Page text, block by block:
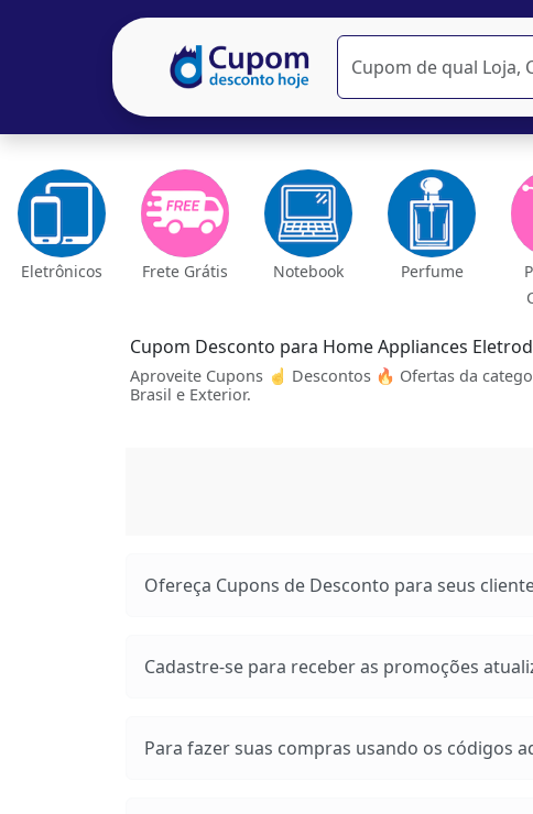
Eletrônicos Frete Grátis Notebook Perfume
Cupom Desconto para Home Appliances
Aproveite Cupons ☝ Descontos 🔥 Ofertas da
Brasil e Exterior.
Ofereça Cupons de Desconto para seus
Cadastre-se para receber as promoções
Para fazer suas compras usando os códigos